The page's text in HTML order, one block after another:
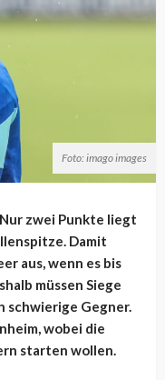
Foto: imago images
zwei Punkte liegt
Damit
aus, wenn es bis
müssen Siege
schwierige Gegner.
wobei die
starten wollen.